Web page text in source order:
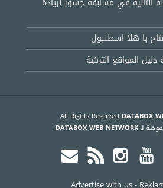
يا هلا اسطنبول
المواقع التركية
All Rights Reserved DATABOX
لـDATABOX WEB NETWORK
Advertise with us-